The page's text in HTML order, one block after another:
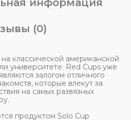
(0)
классической американской
университете. Red Cups уже
залогом отличного
которые влекут за
на самых развязных
продуктом Solo Cup